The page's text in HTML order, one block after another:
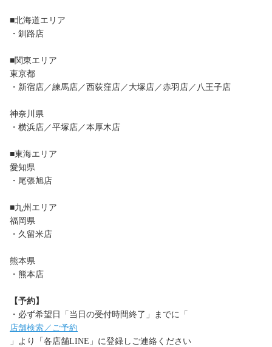
■北海道エリア
・釧路店
■関東エリア
東京都
・新宿店／練馬店／西荻窪店／大塚店／赤羽店／八王子店
神奈川県
・横浜店／平塚店／本厚木店
■東海エリア
愛知県
・尾張旭店
■九州エリア
福岡県
・久留米店
熊本県
・熊本店
【予約】
・必ず希望日「当日の受付時間終了」までに「
店舗検索／ご予約
」より「各店舗LINE」に登録しご連絡ください